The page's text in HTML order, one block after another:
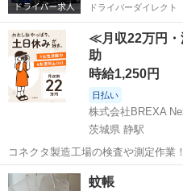
ドライバーダイレクト
≪月収22万円・
助
時給1,250円
日払い
株式会社BREXA
茨城県 静駅
コネクタ製造工場の検査や測定作業
日128日★クリーンルーム内作業★
★就業先食堂利用可！日払い制度あり！
茨城 常陸大宮市
蚊帳